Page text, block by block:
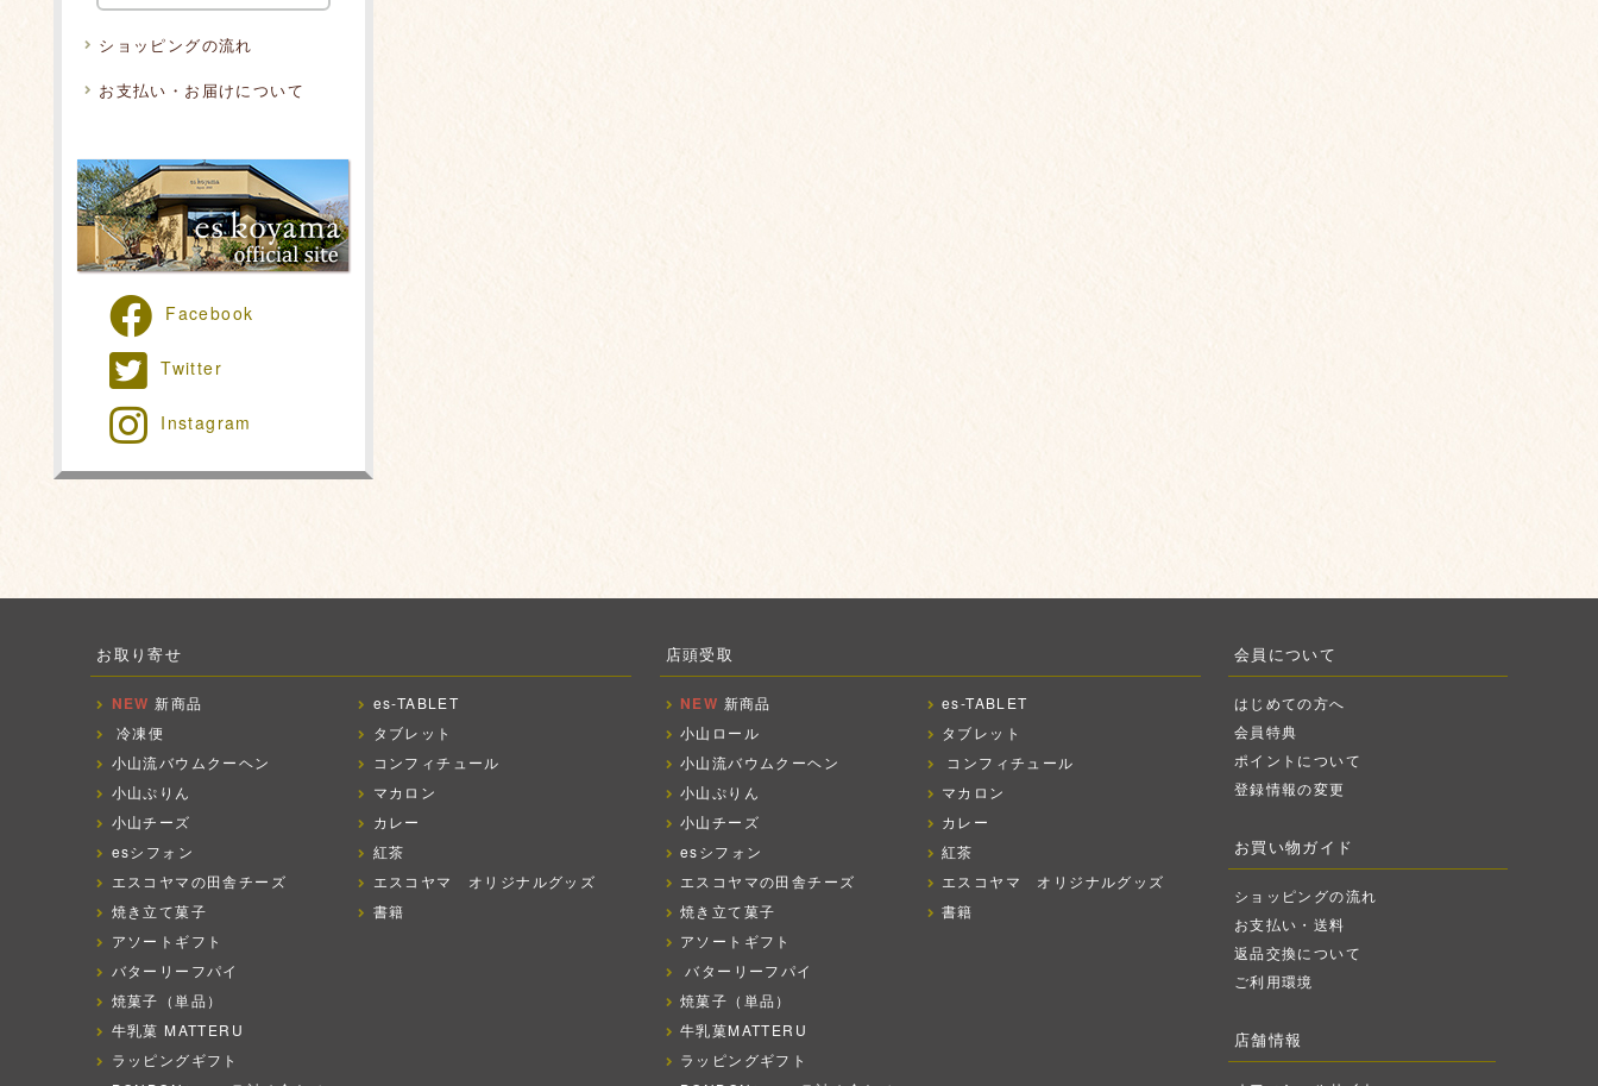
ショッピングの流れ
お支払い・お届けについて
Facebook
Twitter
Instagram
お取り寄せ
NEW 新商品
冷凍便
小山流バウムクーヘン
小山ぷりん
小山チーズ
esシフォン
エスコヤマの田舎チーズ
焼き立て菓子
アソートギフト
バターリーフパイ
焼菓子（単品）
牛乳菓 MATTERU
ラッピングギフト
es-TABLET
タブレット
コンフィチュール
マカロン
カレー
紅茶
エスコヤマ オリジナルグッズ
書籍
店頭受取
NEW 新商品
小山ロール
小山流バウムクーヘン
小山ぷりん
小山チーズ
esシフォン
エスコヤマの田舎チーズ
焼き立て菓子
アソートギフト
バターリーフパイ
焼菓子（単品）
牛乳菓MATTERU
ラッピングギフト
es-TABLET
タブレット
コンフィチュール
マカロン
カレー
紅茶
エスコヤマ オリジナルグッズ
書籍
会員について
はじめての方へ
会員特典
ポイントについて
登録情報の変更
お買い物ガイド
ショッピングの流れ
お支払い・送料
返品交換について
ご利用環境
店舗情報